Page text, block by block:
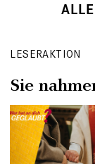
LESERAKTION
Sie